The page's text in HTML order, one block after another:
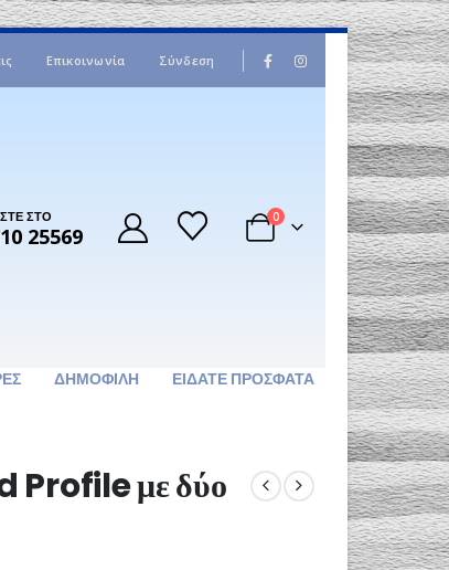
Επικοινωνία Σύνδεση |
ΣΤΟ
25569
0
ΔΗΜΟΦΙΛΉ ΕΊΔΑΤΕ ΠΡΌΣΦΑΤΑ
με δύο